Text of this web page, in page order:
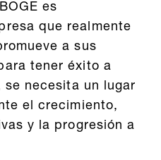
es
que realmente
a sus
tener éxito a
necesita un lugar
el crecimiento,
y la progresión a